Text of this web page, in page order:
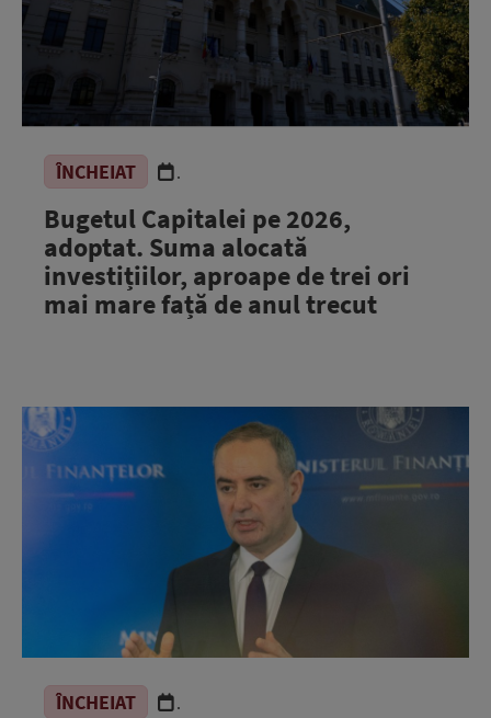
ÎNCHEIAT .
Bugetul Capitalei pe 2026,
adoptat. Suma alocată
investițiilor, aproape de trei ori
mai mare față de anul trecut
ÎNCHEIAT .